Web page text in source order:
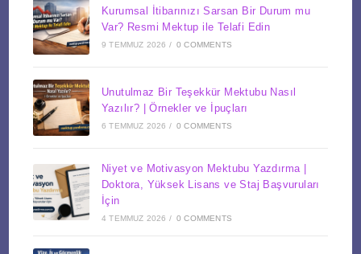
Kurumsal İtibarınızı Sarsan Bir Durum mu
Var? Resmi Mektup ile Telafi Edin
9 TEMMUZ 2026 / 0 COMMENTS
Unutulmaz Bir Teşekkür Mektubu Nasıl
Yazılır? | Örnekler ve İpuçları
6 TEMMUZ 2026 / 0 COMMENTS
Niyet ve Motivasyon Mektubu Yazdırma |
Doktora, Yüksek Lisans ve Staj Başvuruları
İçin
4 TEMMUZ 2026 / 0 COMMENTS